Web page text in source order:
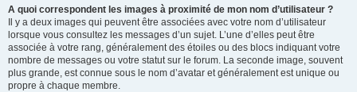
A quoi correspondent les images à proximité de mon nom d’utilisateur ?
Il y a deux images qui peuvent être associées avec votre nom d’utilisateur
lorsque vous consultez les messages d’un sujet. L’une d’elles peut être
associée à votre rang, généralement des étoiles ou des blocs indiquant votre
nombre de messages ou votre statut sur le forum. La seconde image, souvent
plus grande, est connue sous le nom d’avatar et généralement est unique ou
propre à chaque membre.